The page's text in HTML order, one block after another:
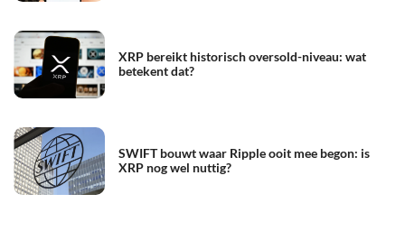
XRP bereikt historisch oversold-niveau: wat
betekent dat?
SWIFT bouwt waar Ripple ooit mee begon: is
XRP nog wel nuttig?